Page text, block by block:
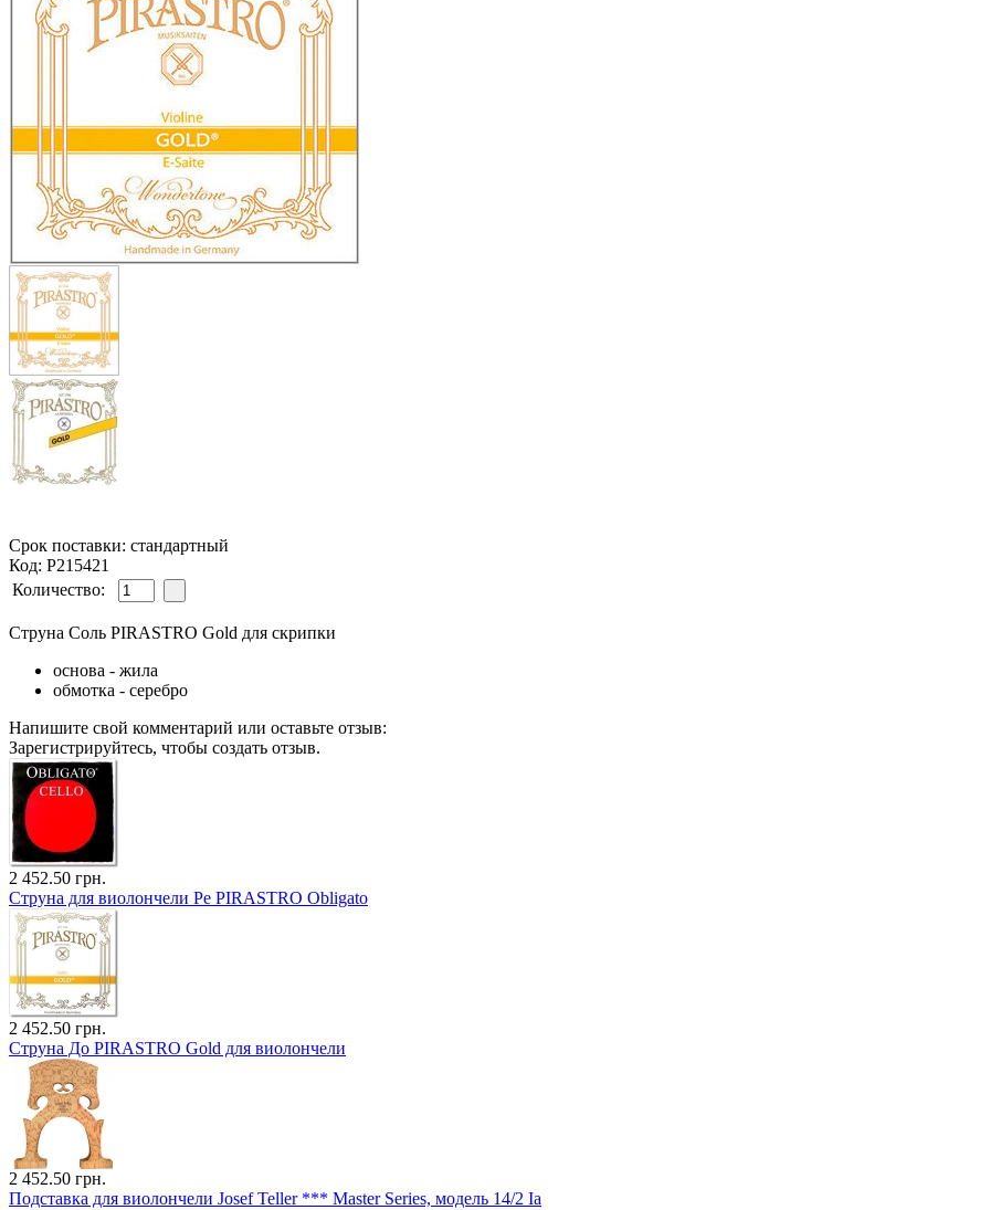
Срок поставки: стандартный
Код: P215421
Количество:
Струна Соль PIRASTRO Gold для скрипки
основа - жила
обмотка - серебро
Напишите свой комментарий или оставьте отзыв:
Зарегистрируйтесь, чтобы создать отзыв.
2 452.50 грн.
Струна для виолончели Ре PIRASTRO Obligato
2 452.50 грн.
Струна До PIRASTRO Gold для виолончели
2 452.50 грн.
Подставка для виолончели Josef Teller *** Master Series, модель 14/2 Ia